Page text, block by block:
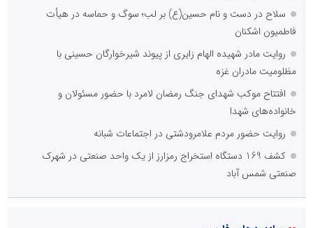
سلاح در دست و نام حسین(ع) بر لب؛ سوگ و حماسه در هیأت
فاطمیون اشکنان
روایت مادر شهیده الهام زایری از پیوند شیرخوارگان حسینی با
مظلومیت مادران غزه
افتتاح موکب شهدای جنگ رمضان لامرد با حضور مسئولان و
خانواده‌های شهدا
روایت حضور مردم علامرودشتی در اجتماعات شبانه
کشف 169 دستگاه استخراج رمزارز از یک واحد صنعتی در شهرک
صنعتی شمس آباد